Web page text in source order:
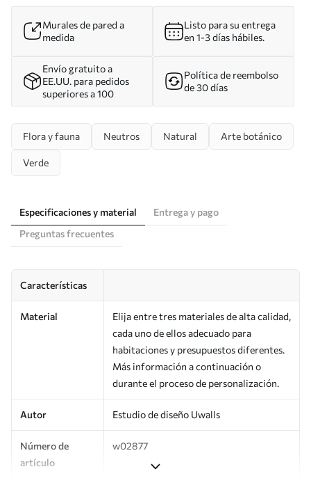
Murales de pared a
medida
Listo para su entrega
en 1-3 días hábiles.
Envío gratuito a
EE.UU. para pedidos
superiores a 100
Política de reembolso
de 30 días
Flora y fauna Neutros Natural Arte botánico
Verde
Especificaciones y material
Entrega y pago
Preguntas frecuentes
Características
Material
Elija entre tres materiales de alta calidad,
cada uno de ellos adecuado para
habitaciones y presupuestos diferentes.
Más información a continuación o
durante el proceso de personalización.
Autor Estudio de diseño Uwalls
Número de
artículo
w02877